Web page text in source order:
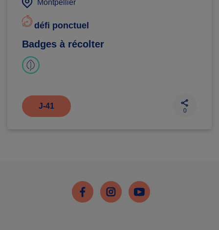
Montpellier
défi ponctuel
Badges à récolter
J-41
0
FacebookInstagramYoutube